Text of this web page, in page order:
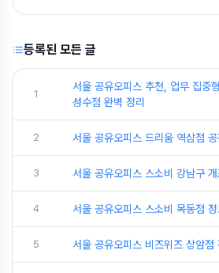
등록된 모든 글
1
서울 공유오피스 추천, 업무 집중
성수점 완벽 정리
2 서울 공유오피스 드리움 역삼점 공
3 서울 공유오피스 스소비 강남구 개
4 서울 공유오피스 스소비 목동점 정
5 서울 공유오피스 비즈위즈 상암점